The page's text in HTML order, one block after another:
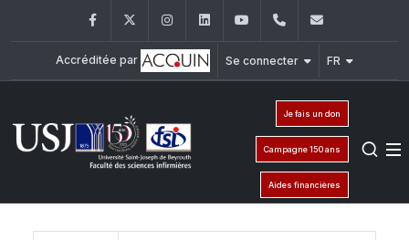
FacebookTwitter InstagramLinkedInYouTube+961 (1) 421 240
Accréditée par Se connecter FR
Je fais un don
Campagne 150 ans
Aides financières